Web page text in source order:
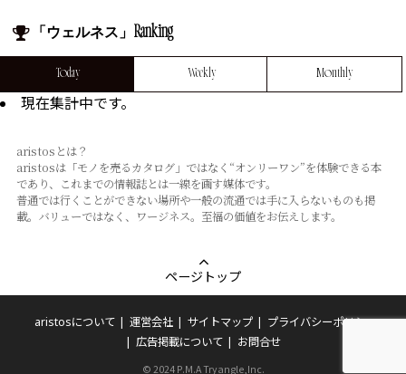
「ウェルネス」Ranking
Today Weekly Monthly
現在集計中です。
aristosとは？
aristosは「モノを売るカタログ」ではなく“オンリーワン”を体験できる本
であり、これまでの情報誌とは⼀線を画す媒体です。
普通では⾏くことができない場所や⼀般の流通では⼿に⼊らないものも掲
載。バリューではなく、ワージネス。⾄福の価値をお伝えします。
ページトップ
aristosについて 運営会社 サイトマップ
プライバシーポリシー
広告掲載について
お問合せ
© 2024 P.M.A Tryangle,Inc.